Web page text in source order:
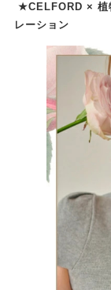
★CELFORD × 植
レーション